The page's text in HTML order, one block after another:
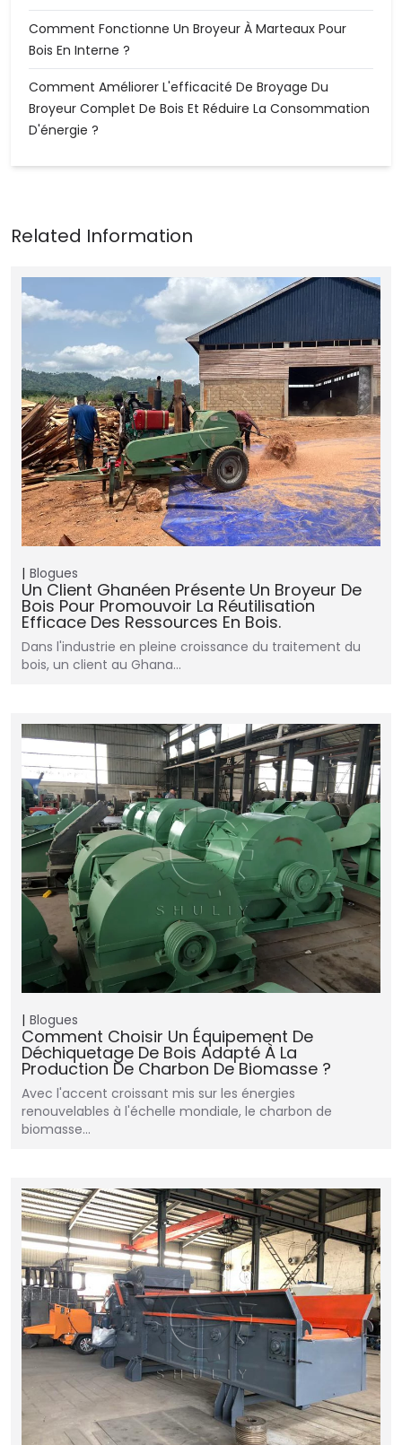
Comment Fonctionne Un Broyeur À Marteaux Pour
Bois En Interne ?
Comment Améliorer L'efficacité De Broyage Du
Broyeur Complet De Bois Et Réduire La Consommation
D'énergie ?
Blogues
Un Client Ghanéen Présente Un Broyeur De
Bois Pour Promouvoir La Réutilisation
Efficace Des Ressources En Bois.
Dans l'industrie en pleine croissance du traitement du
bois, un client au Ghana...
Blogues
Comment Choisir Un Équipement De
Déchiquetage De Bois Adapté À La
Production De Charbon De Biomasse ?
Avec l'accent croissant mis sur les énergies
renouvelables à l'échelle mondiale, le charbon de
biomasse...